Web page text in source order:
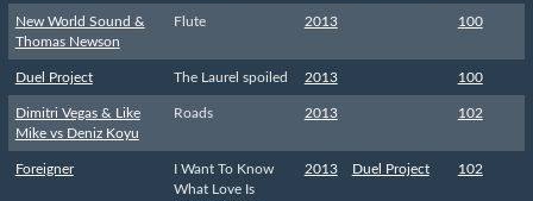
New World Sound &
Thomas Newson
Flute 2013 100
Duel Project The Laurel spoiled 2013 100
Dimitri Vegas & Like
Mike vs Deniz Koyu
Roads 2013 102
Foreigner
I Want To Know
What Love Is
2013 Duel Project 102